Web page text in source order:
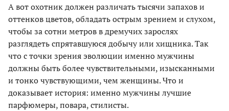
А вот охотник должен различать тысячи запахов и
оттенков цветов, обладать острым зрением и слухом,
чтобы за сотни метров в дремучих зарослях
разглядеть спрятавшуюся добычу или хищника. Так
что с точки зрения эволюции именно мужчины
должны быть более чувствительными, изысканными
и тонко чувствующими, чем женщины. Что и
доказывает история: именно мужчины лучшие
парфюмеры, повара, стилисты.